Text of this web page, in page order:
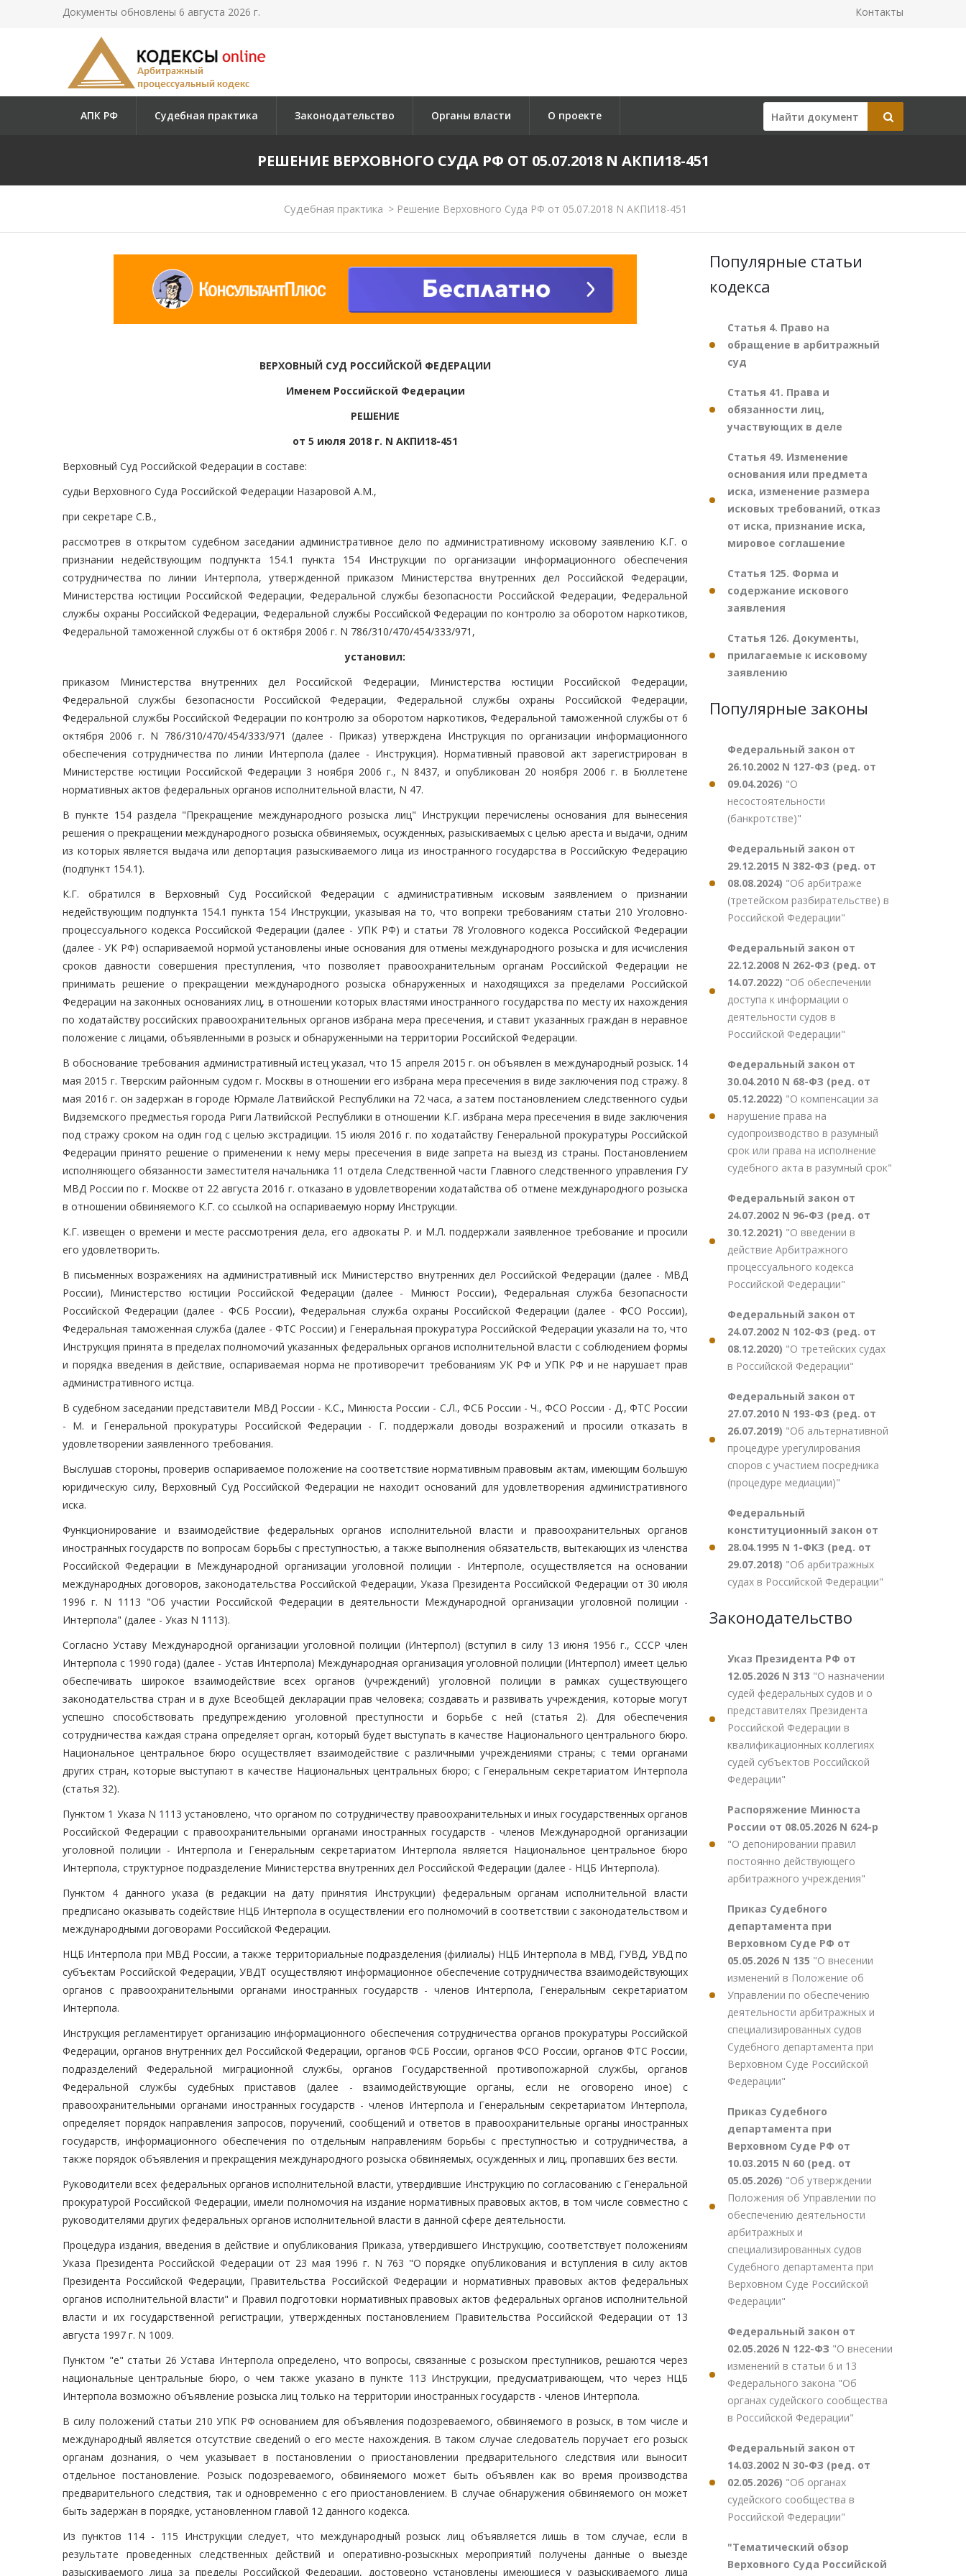
Документы обновлены 6 августа 2026 г. Контакты
АПК РФ Судебная практика Законодательство Органы власти О проекте
РЕШЕНИЕ ВЕРХОВНОГО СУДА РФ ОТ 05.07.2018 N АКПИ18-451
Судебная практика > Решение Верховного Суда РФ от 05.07.2018 N АКПИ18-451
ВЕРХОВНЫЙ СУД РОССИЙСКОЙ ФЕДЕРАЦИИ
Именем Российской Федерации
РЕШЕНИЕ
от 5 июля 2018 г. N АКПИ18-451
Верховный Суд Российской Федерации в составе:
судьи Верховного Суда Российской Федерации Назаровой А.М.,
при секретаре С.В.,
рассмотрев в открытом судебном заседании административное дело по административному исковому заявлению К.Г. о
признании недействующим подпункта 154.1 пункта 154 Инструкции по организации информационного обеспечения
сотрудничества по линии Интерпола, утвержденной приказом Министерства внутренних дел Российской Федерации,
Министерства юстиции Российской Федерации, Федеральной службы безопасности Российской Федерации, Федеральной
службы охраны Российской Федерации, Федеральной службы Российской Федерации по контролю за оборотом наркотиков,
Федеральной таможенной службы от 6 октября 2006 г. N 786/310/470/454/333/971,
установил:
приказом Министерства внутренних дел Российской Федерации, Министерства юстиции Российской Федерации,
Федеральной службы безопасности Российской Федерации, Федеральной службы охраны Российской Федерации,
Федеральной службы Российской Федерации по контролю за оборотом наркотиков, Федеральной таможенной службы от 6
октября 2006 г. N 786/310/470/454/333/971 (далее - Приказ) утверждена Инструкция по организации информационного
обеспечения сотрудничества по линии Интерпола (далее - Инструкция). Нормативный правовой акт зарегистрирован в
Министерстве юстиции Российской Федерации 3 ноября 2006 г., N 8437, и опубликован 20 ноября 2006 г. в Бюллетене
нормативных актов федеральных органов исполнительной власти, N 47.
В пункте 154 раздела "Прекращение международного розыска лиц" Инструкции перечислены основания для вынесения
решения о прекращении международного розыска обвиняемых, осужденных, разыскиваемых с целью ареста и выдачи, одним
из которых является выдача или депортация разыскиваемого лица из иностранного государства в Российскую Федерацию
(подпункт 154.1).
К.Г. обратился в Верховный Суд Российской Федерации с административным исковым заявлением о признании
недействующим подпункта 154.1 пункта 154 Инструкции, указывая на то, что вопреки требованиям статьи 210 Уголовно-
процессуального кодекса Российской Федерации (далее - УПК РФ) и статьи 78 Уголовного кодекса Российской Федерации
(далее - УК РФ) оспариваемой нормой установлены иные основания для отмены международного розыска и для исчисления
сроков давности совершения преступления, что позволяет правоохранительным органам Российской Федерации не
принимать решение о прекращении международного розыска обнаруженных и находящихся за пределами Российской
Федерации на законных основаниях лиц, в отношении которых властями иностранного государства по месту их нахождения
по ходатайству российских правоохранительных органов избрана мера пресечения, и ставит указанных граждан в неравное
положение с лицами, объявленными в розыск и обнаруженными на территории Российской Федерации.
В обоснование требования административный истец указал, что 15 апреля 2015 г. он объявлен в международный розыск. 14
мая 2015 г. Тверским районным судом г. Москвы в отношении его избрана мера пресечения в виде заключения под стражу. 8
мая 2016 г. он задержан в городе Юрмале Латвийской Республики на 72 часа, а затем постановлением следственного судьи
Видземского предместья города Риги Латвийской Республики в отношении К.Г. избрана мера пресечения в виде заключения
под стражу сроком на один год с целью экстрадиции. 15 июля 2016 г. по ходатайству Генеральной прокуратуры Российской
Федерации принято решение о применении к нему меры пресечения в виде запрета на выезд из страны. Постановлением
исполняющего обязанности заместителя начальника 11 отдела Следственной части Главного следственного управления ГУ
МВД России по г. Москве от 22 августа 2016 г. отказано в удовлетворении ходатайства об отмене международного розыска
в отношении обвиняемого К.Г. со ссылкой на оспариваемую норму Инструкции.
К.Г. извещен о времени и месте рассмотрения дела, его адвокаты Р. и М.Л. поддержали заявленное требование и просили
его удовлетворить.
В письменных возражениях на административный иск Министерство внутренних дел Российской Федерации (далее - МВД
России), Министерство юстиции Российской Федерации (далее - Минюст России), Федеральная служба безопасности
Российской Федерации (далее - ФСБ России), Федеральная служба охраны Российской Федерации (далее - ФСО России),
Федеральная таможенная служба (далее - ФТС России) и Генеральная прокуратура Российской Федерации указали на то, что
Инструкция принята в пределах полномочий указанных федеральных органов исполнительной власти с соблюдением формы
и порядка введения в действие, оспариваемая норма не противоречит требованиям УК РФ и УПК РФ и не нарушает прав
административного истца.
В судебном заседании представители МВД России - К.С., Минюста России - С.Л., ФСБ России - Ч., ФСО России - Д., ФТС России
- М. и Генеральной прокуратуры Российской Федерации - Г. поддержали доводы возражений и просили отказать в
удовлетворении заявленного требования.
Выслушав стороны, проверив оспариваемое положение на соответствие нормативным правовым актам, имеющим большую
юридическую силу, Верховный Суд Российской Федерации не находит оснований для удовлетворения административного
иска.
Функционирование и взаимодействие федеральных органов исполнительной власти и правоохранительных органов
иностранных государств по вопросам борьбы с преступностью, а также выполнения обязательств, вытекающих из членства
Российской Федерации в Международной организации уголовной полиции - Интерполе, осуществляется на основании
международных договоров, законодательства Российской Федерации, Указа Президента Российской Федерации от 30 июля
1996 г. N 1113 "Об участии Российской Федерации в деятельности Международной организации уголовной полиции -
Интерпола" (далее - Указ N 1113).
Согласно Уставу Международной организации уголовной полиции (Интерпол) (вступил в силу 13 июня 1956 г., СССР член
Интерпола с 1990 года) (далее - Устав Интерпола) Международная организация уголовной полиции (Интерпол) имеет целью
обеспечивать широкое взаимодействие всех органов (учреждений) уголовной полиции в рамках существующего
законодательства стран и в духе Всеобщей декларации прав человека; создавать и развивать учреждения, которые могут
успешно способствовать предупреждению уголовной преступности и борьбе с ней (статья 2). Для обеспечения
сотрудничества каждая страна определяет орган, который будет выступать в качестве Национального центрального бюро.
Национальное центральное бюро осуществляет взаимодействие с различными учреждениями страны; с теми органами
других стран, которые выступают в качестве Национальных центральных бюро; с Генеральным секретариатом Интерпола
(статья 32).
Пунктом 1 Указа N 1113 установлено, что органом по сотрудничеству правоохранительных и иных государственных органов
Российской Федерации с правоохранительными органами иностранных государств - членов Международной организации
уголовной полиции - Интерпола и Генеральным секретариатом Интерпола является Национальное центральное бюро
Интерпола, структурное подразделение Министерства внутренних дел Российской Федерации (далее - НЦБ Интерпола).
Пунктом 4 данного указа (в редакции на дату принятия Инструкции) федеральным органам исполнительной власти
предписано оказывать содействие НЦБ Интерпола в осуществлении его полномочий в соответствии с законодательством и
международными договорами Российской Федерации.
НЦБ Интерпола при МВД России, а также территориальные подразделения (филиалы) НЦБ Интерпола в МВД, ГУВД, УВД по
субъектам Российской Федерации, УВДТ осуществляют информационное обеспечение сотрудничества взаимодействующих
органов с правоохранительными органами иностранных государств - членов Интерпола, Генеральным секретариатом
Интерпола.
Инструкция регламентирует организацию информационного обеспечения сотрудничества органов прокуратуры Российской
Федерации, органов внутренних дел Российской Федерации, органов ФСБ России, органов ФСО России, органов ФТС России,
подразделений Федеральной миграционной службы, органов Государственной противопожарной службы, органов
Федеральной службы судебных приставов (далее - взаимодействующие органы, если не оговорено иное) с
правоохранительными органами иностранных государств - членов Интерпола и Генеральным секретариатом Интерпола,
определяет порядок направления запросов, поручений, сообщений и ответов в правоохранительные органы иностранных
государств, информационного обеспечения по отдельным направлениям борьбы с преступностью и сотрудничества, а
также порядок объявления и прекращения международного розыска обвиняемых, осужденных и лиц, пропавших без вести.
Руководители всех федеральных органов исполнительной власти, утвердившие Инструкцию по согласованию с Генеральной
прокуратурой Российской Федерации, имели полномочия на издание нормативных правовых актов, в том числе совместно с
руководителями других федеральных органов исполнительной власти в данной сфере деятельности.
Процедура издания, введения в действие и опубликования Приказа, утвердившего Инструкцию, соответствует положениям
Указа Президента Российской Федерации от 23 мая 1996 г. N 763 "О порядке опубликования и вступления в силу актов
Президента Российской Федерации, Правительства Российской Федерации и нормативных правовых актов федеральных
органов исполнительной власти" и Правил подготовки нормативных правовых актов федеральных органов исполнительной
власти и их государственной регистрации, утвержденных постановлением Правительства Российской Федерации от 13
августа 1997 г. N 1009.
Пунктом "е" статьи 26 Устава Интерпола определено, что вопросы, связанные с розыском преступников, решаются через
национальные центральные бюро, о чем также указано в пункте 113 Инструкции, предусматривающем, что через НЦБ
Интерпола возможно объявление розыска лиц только на территории иностранных государств - членов Интерпола.
В силу положений статьи 210 УПК РФ основанием для объявления подозреваемого, обвиняемого в розыск, в том числе и
международный является отсутствие сведений о его месте нахождения. В таком случае следователь поручает его розыск
органам дознания, о чем указывает в постановлении о приостановлении предварительного следствия или выносит
отдельное постановление. Розыск подозреваемого, обвиняемого может быть объявлен как во время производства
предварительного следствия, так и одновременно с его приостановлением. В случае обнаружения обвиняемого он может
быть задержан в порядке, установленном главой 12 данного кодекса.
Из пунктов 114 - 115 Инструкции следует, что международный розыск лиц объявляется лишь в том случае, если в
результате проведенных следственных действий и оперативно-розыскных мероприятий получены данные о выезде
разыскиваемого лица за пределы Российской Федерации, достоверно установлены имеющиеся у разыскиваемого лица
Популярные статьи
кодекса
Статья 4. Право на
обращение в арбитражный
суд
Статья 41. Права и
обязанности лиц,
участвующих в деле
Статья 49. Изменение
основания или предмета
иска, изменение размера
исковых требований, отказ
от иска, признание иска,
мировое соглашение
Статья 125. Форма и
содержание искового
заявления
Статья 126. Документы,
прилагаемые к исковому
заявлению
Популярные законы
Федеральный закон от
26.10.2002 N 127-ФЗ (ред. от
09.04.2026) "О
несостоятельности
(банкротстве)"
Федеральный закон от
29.12.2015 N 382-ФЗ (ред. от
08.08.2024) "Об арбитраже
(третейском разбирательстве) в
Российской Федерации"
Федеральный закон от
22.12.2008 N 262-ФЗ (ред. от
14.07.2022) "Об обеспечении
доступа к информации о
деятельности судов в
Российской Федерации"
Федеральный закон от
30.04.2010 N 68-ФЗ (ред. от
05.12.2022) "О компенсации за
нарушение права на
судопроизводство в разумный
срок или права на исполнение
судебного акта в разумный срок"
Федеральный закон от
24.07.2002 N 96-ФЗ (ред. от
30.12.2021) "О введении в
действие Арбитражного
процессуального кодекса
Российской Федерации"
Федеральный закон от
24.07.2002 N 102-ФЗ (ред. от
08.12.2020) "О третейских судах
в Российской Федерации"
Федеральный закон от
27.07.2010 N 193-ФЗ (ред. от
26.07.2019) "Об альтернативной
процедуре урегулирования
споров с участием посредника
(процедуре медиации)"
Федеральный
конституционный закон от
28.04.1995 N 1-ФКЗ (ред. от
29.07.2018) "Об арбитражных
судах в Российской Федерации"
Законодательство
Указ Президента РФ от
12.05.2026 N 313 "О назначении
судей федеральных судов и о
представителях Президента
Российской Федерации в
квалификационных коллегиях
судей субъектов Российской
Федерации"
Распоряжение Минюста
России от 08.05.2026 N 624-р
"О депонировании правил
постоянно действующего
арбитражного учреждения"
Приказ Судебного
департамента при
Верховном Суде РФ от
05.05.2026 N 135 "О внесении
изменений в Положение об
Управлении по обеспечению
деятельности арбитражных и
специализированных судов
Судебного департамента при
Верховном Суде Российской
Федерации"
Приказ Судебного
департамента при
Верховном Суде РФ от
10.03.2015 N 60 (ред. от
05.05.2026) "Об утверждении
Положения об Управлении по
обеспечению деятельности
арбитражных и
специализированных судов
Судебного департамента при
Верховном Суде Российской
Федерации"
Федеральный закон от
02.05.2026 N 122-ФЗ "О внесении
изменений в статьи 6 и 13
Федерального закона "Об
органах судейского сообщества
в Российской Федерации"
Федеральный закон от
14.03.2002 N 30-ФЗ (ред. от
02.05.2026) "Об органах
судейского сообщества в
Российской Федерации"
"Тематический обзор
Верховного Суда Российской